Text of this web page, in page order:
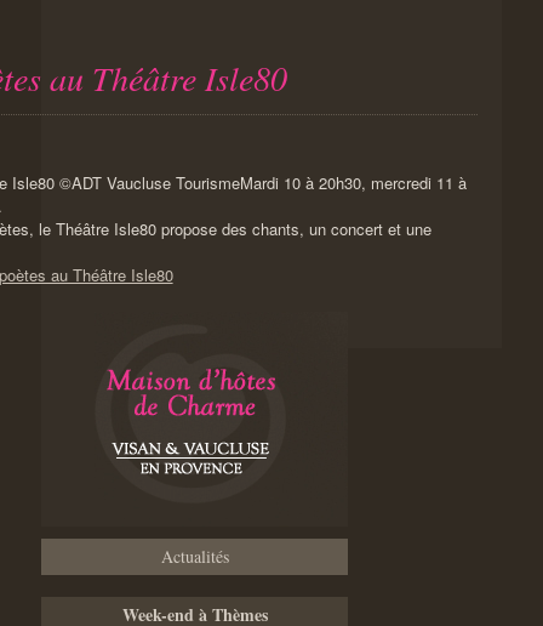
au Théâtre Isle80
Mardi 10 à 20h30, mercredi 11 à
le Théâtre Isle80 propose des chants, un concert et une
au Théâtre Isle80
Actualités
Week-end à Thèmes